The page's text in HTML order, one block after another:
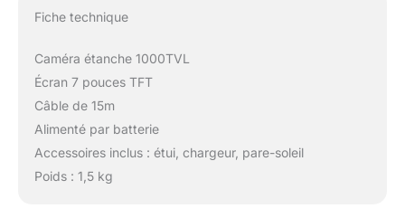
Fiche technique
Caméra étanche 1000TVL
Écran 7 pouces TFT
Câble de 15m
Alimenté par batterie
Accessoires inclus : étui, chargeur, pare-soleil
Poids : 1,5 kg